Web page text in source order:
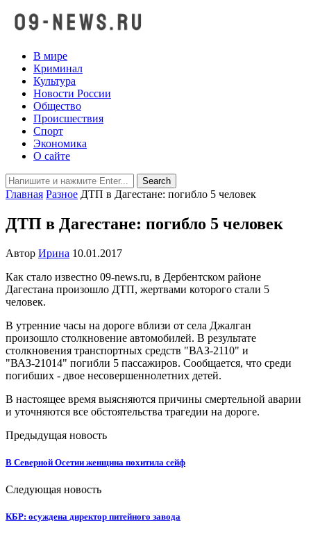
В мире
Криминал
Культура
Новости России
Общество
Происшествия
Спорт
Экономика
О сайте
Главная Разное ДТП в Дагестане: погибло 5 человек
ДТП в Дагестане: погибло 5 человек
Автор Ирина 10.01.2017
Как стало известно 09-news.ru, в Дербентском районе
Дагестана произошло ДТП, жертвами которого стали 5
человек.
В утренние часы на дороге вблизи от села Джалган
произошло столкновение автомобилей. В результате
столкновения транспортных средств "ВАЗ-2110" и
"ВАЗ-21014" погибли 5 пассажиров. Сообщается, что среди
погибших - двое несовершеннолетних детей.
В настоящее время выясняются причины смертельной аварии
и уточняются все обстоятельства трагедии на дороге.
Предыдущая новость
В Северной Осетии женщина похитила сейф
Следующая новость
КБР: осуждена директор питейного завода